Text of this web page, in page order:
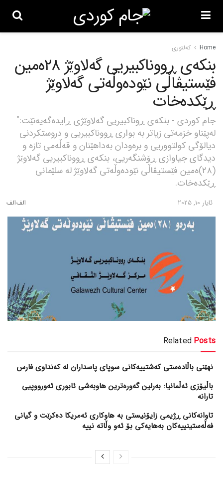
Home کەلتوری
بنکەی ڕووناکبیریی گەلاوێژ ٢٨ەمین
فێستیڤاڵی نێودەوڵەتی گەلاوێژ
ڕێکدەخات
جام کوردی - بنکەی ڕوناکبیریی گەلاوێژی ڕایدەگەیەنێت:"
لەپێناو خزمەتی زیاتر بە بواری ڕووناکبیریی و دروستکردنی
دیالۆگی کولتووریی و برەودان بەداهێنان و قەڵەمی تازە و
دیدگای جیاوازی ڕۆشنگەریی، بنکەی ڕووناکبیریی گەلاوێژ
(٢٨)ەمین فێستیڤاڵی نێودەوڵەتی گەلاوێژ لە سلێمانی
ڕێکدەخات.
ئایار 10, 2025
Related Posts
نهێنی باڵادەستی کەشتییەکانی سوپای پاسداران لە کەنداوی فارس
باڵیۆزی ئەڵمانیا: بەرلین گەورەترین هاوبەشی ئابوری ئەورووپیی
تارانە
تاوانەکانی ڕژیمی زایۆنیستی بە هاوکاری ئەمریکا دەکرێت و گیانی
فەڵەستینییەکان بەهایەکی بۆ ئەو وڵاتە نییە